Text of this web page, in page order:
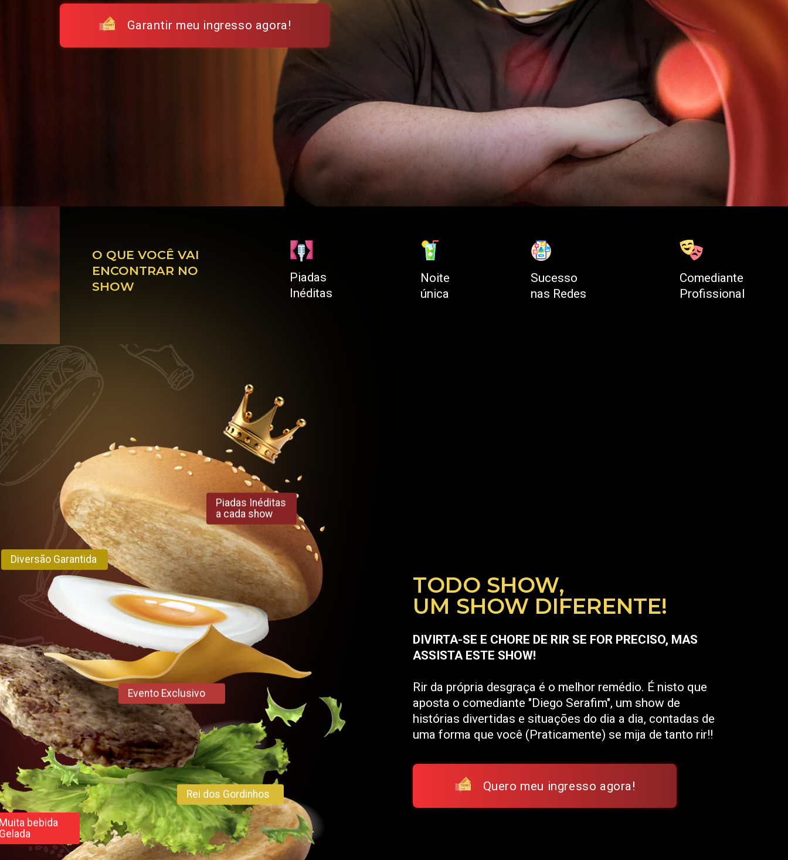
Garantir meu ingresso agora!
O QUE VOCÊ VAI
ENCONTRAR NO
SHOW
Piadas
Inéditas
Noite
única
Sucesso
nas Redes
Comediante
Profissional
Piadas Inéditas
a cada show
bebida
Diversão Garantida
Evento Exclusivo
Rei dos Gordinhos
TODO SHOW,
UM SHOW DIFERENTE!
DIVIRTA-SE E CHORE DE RIR SE FOR PRECISO, MAS
ASSISTA ESTE SHOW!
Rir da própria desgraça é o melhor remédio. É nisto que
aposta o comediante "Diego Serafim", um show de
histórias divertidas e situações do dia a dia, contadas de
uma forma que você (Praticamente) se mija de tanto rir!!
Quero meu ingresso agora!